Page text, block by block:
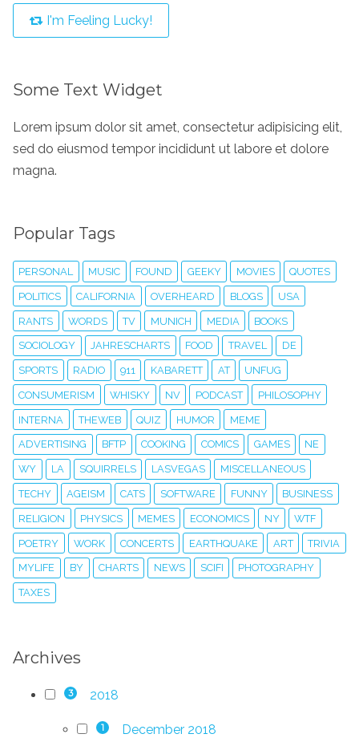
I'm Feeling Lucky!
Some Text Widget
Lorem ipsum dolor sit amet, consectetur adipisicing elit,
sed do eiusmod tempor incididunt ut labore et dolore
magna.
Popular Tags
PERSONAL MUSIC FOUND GEEKY MOVIES QUOTES
POLITICS CALIFORNIA OVERHEARD BLOGS USA
RANTS WORDS TV MUNICH MEDIA BOOKS
SOCIOLOGY JAHRESCHARTS FOOD TRAVEL DE
SPORTS RADIO 911 KABARETT AT UNFUG
CONSUMERISM WHISKY NV PODCAST PHILOSOPHY
INTERNA THEWEB QUIZ HUMOR MEME
ADVERTISING BFTP COOKING COMICS GAMES NE
WY LA SQUIRRELS LASVEGAS MISCELLANEOUS
TECHY AGEISM CATS SOFTWARE FUNNY BUSINESS
RELIGION PHYSICS MEMES ECONOMICS NY WTF
POETRY WORK CONCERTS EARTHQUAKE ART TRIVIA
MYLIFE BY CHARTS NEWS SCIFI PHOTOGRAPHY
TAXES
Archives
3 2018
1 December 2018